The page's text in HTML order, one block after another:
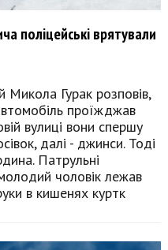
поліцейські врятували
Микола Гурак розповів,
проїжджав
вулиці вони спершу
далі - джинси. Тоді
Патрульні
чоловік лежав
в кишенях куртк